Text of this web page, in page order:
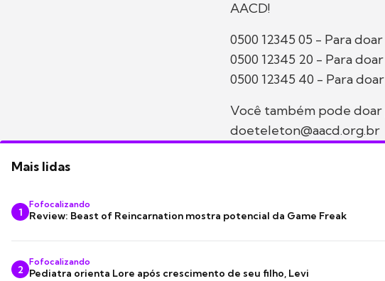
AACD!
0500 12345 05 - Para doar
0500 12345 20 - Para doar
0500 12345 40 - Para
Você também pode
doeteleton@aacd.org.br
Mais lidas
1
Fofocalizando
Review: Beast of Reincarnation mostra potencial da Game Freak
2
Fofocalizando
Pediatra orienta Lore após crescimento de seu filho, Levi